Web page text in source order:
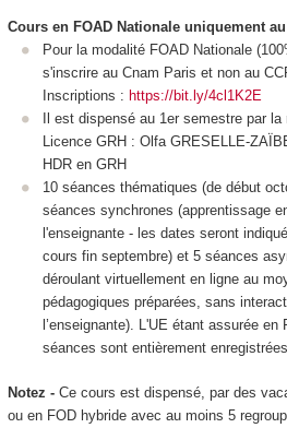
Cours en FOAD Nationaleuniquement au
Pour la modalité FOAD Nationale
s'inscrire au Cnam Paris et non au
Inscriptions : https://bit.ly/4cl1K2E
Il est dispensé au 1er semestre par
Licence GRH : Olfa GRESELLE-
HDR en GRH
10 séances thématiques (de début
séances synchrones (apprentissage
l'enseignante - les dates seront
cours fin septembre) et 5 séances
déroulant virtuellement en ligne au
pédagogiques préparées, sans
l’enseignante). L'UE étant assurée en
séances sont entièrement
Notez - Ce cours est dispensé, par des
ou en FODhybride avec au moins 5